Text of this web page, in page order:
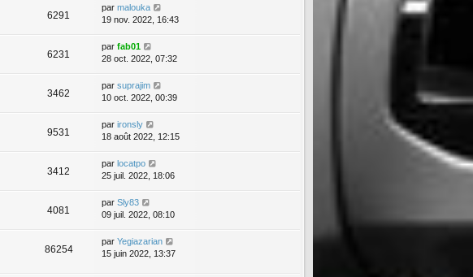
6291
par malouka
19 nov. 2022, 16:43
6231
par fab01
28 oct. 2022, 07:32
3462
par suprajim
10 oct. 2022, 00:39
9531
par ironsly
18 août 2022, 12:15
3412
par locatpo
25 juil. 2022, 18:06
4081
par Sly83
09 juil. 2022, 08:10
86254
par Yegiazarian
15 juin 2022, 13:37